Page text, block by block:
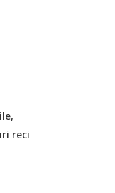
reci